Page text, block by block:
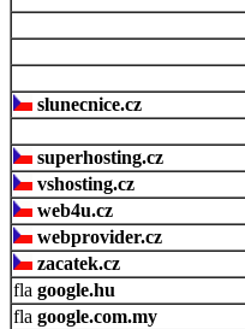
slunecnice.cz
superhosting.cz
vshosting.cz
web4u.cz
webprovider.cz
zacatek.cz
google.hu
google.com.my